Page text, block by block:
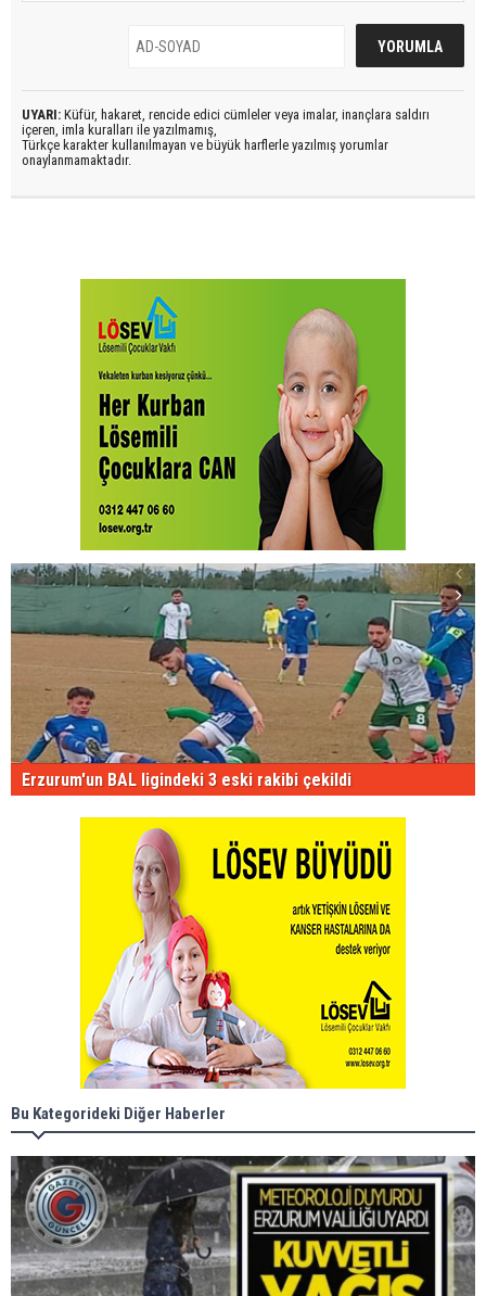
UYARI: Küfür, hakaret, rencide edici cümleler veya imalar, inançlara saldırı
içeren, imla kuralları ile yazılmamış,
Türkçe karakter kullanılmayan ve büyük harflerle yazılmış yorumlar
onaylanmamaktadır.
Erzurum'un BAL ligindeki 3 eski rakibi çekildi
Bu Kategorideki Diğer Haberler